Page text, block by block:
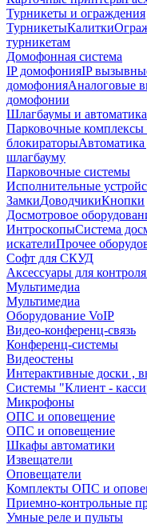
Турникеты и ограждения
ТурникетыКалитки
турникетам
Домофонная система
IP домофонияIP
домофонияАналоговые
домофонии
Шлагбаумы и
Парковочные комплексы
блокираторыАвтоматика
шлагбауму
Парковочные системы
Исполнительные
ЗамкиДоводчикиКнопки
Досмотровое
ИнтроскопыСистема
искателиПрочее
Софт для СКУД
Аксессуары для
Мультимедиа
Мультимедиа
Оборудование VoIP
Видео-конференц-связь
Конференц-системы
Видеостены
Интерактивные доски ,
Системы "Клиент -
Микрофоны
ОПС и оповещение
ОПС и оповещение
Шкафы автоматики
Извещатели
Оповещатели
Комплекты ОПС и
Приемно-контрольные
Умные реле и пульты